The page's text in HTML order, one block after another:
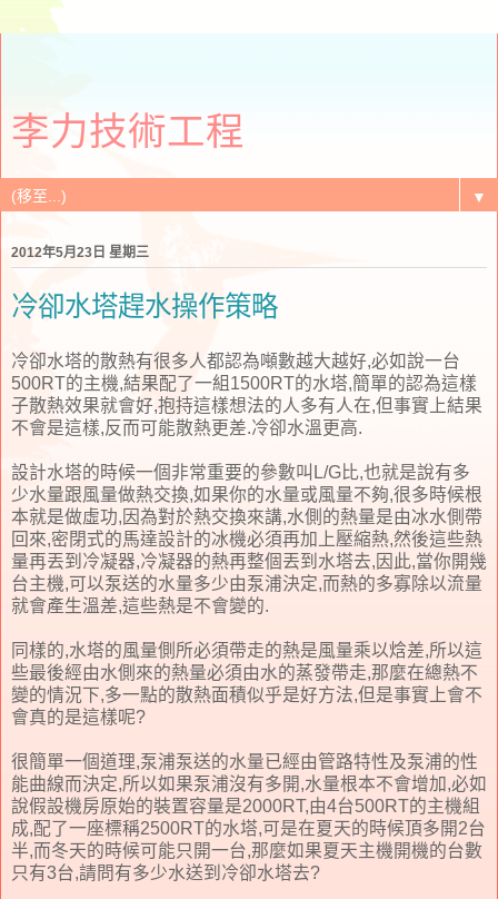
李力技術工程
▼
2012年5月23日 星期三
冷卻水塔趕水操作策略
冷卻水塔的散熱有很多人都認為噸數越大越好,必如說一台
500RT的主機,結果配了一組1500RT的水塔,簡單的認為這樣
子散熱效果就會好,抱持這樣想法的人多有人在,但事實上結果
不會是這樣,反而可能散熱更差.冷卻水溫更高.
設計水塔的時候一個非常重要的參數叫L/G比,也就是說有多
少水量跟風量做熱交換,如果你的水量或風量不夠,很多時候根
本就是做虛功,因為對於熱交換來講,水側的熱量是由冰水側帶
回來,密閉式的馬達設計的冰機必須再加上壓縮熱,然後這些熱
量再丟到冷凝器,冷凝器的熱再整個丟到水塔去,因此,當你開幾
台主機,可以泵送的水量多少由泵浦決定,而熱的多寡除以流量
就會產生溫差,這些熱是不會變的.
同樣的,水塔的風量側所必須帶走的熱是風量乘以焓差,所以這
些最後經由水側來的熱量必須由水的蒸發帶走,那麼在總熱不
變的情況下,多一點的散熱面積似乎是好方法,但是事實上會不
會真的是這樣呢?
很簡單一個道理,泵浦泵送的水量已經由管路特性及泵浦的性
能曲線而決定,所以如果泵浦沒有多開,水量根本不會增加,必如
說假設機房原始的裝置容量是2000RT,由4台500RT的主機組
成,配了一座標稱2500RT的水塔,可是在夏天的時候頂多開2台
半,而冬天的時候可能只開一台,那麼如果夏天主機開機的台數
只有3台,請問有多少水送到冷卻水塔去?